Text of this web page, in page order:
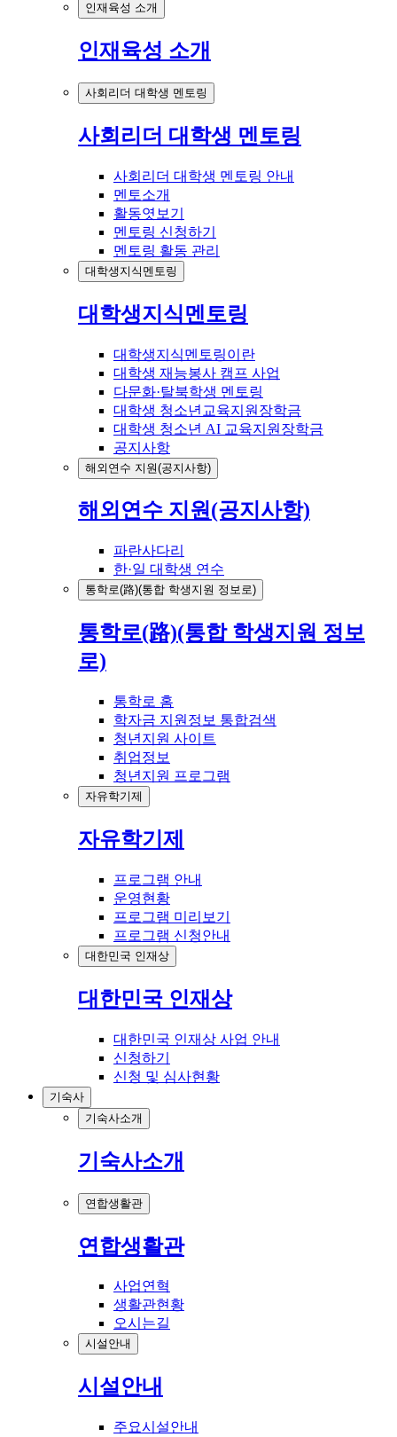
인재육성 소개
인재육성 소개
사회리더 대학생 멘토링
사회리더 대학생 멘토링
사회리더 대학생 멘토링 안내
멘토소개
활동엿보기
멘토링 신청하기
멘토링 활동 관리
대학생지식멘토링
대학생지식멘토링
대학생지식멘토링이란
대학생 재능봉사 캠프 사업
다문화·탈북학생 멘토링
대학생 청소년교육지원장학금
대학생 청소년 AI 교육지원장학금
공지사항
해외연수 지원(공지사항)
해외연수 지원(공지사항)
파란사다리
한·일 대학생 연수
통학로(路)(통합 학생지원 정보로)
통학로(路)(통합 학생지원 정보
로)
통학로 홈
학자금 지원정보 통합검색
청년지원 사이트
취업정보
청년지원 프로그램
자유학기제
자유학기제
프로그램 안내
운영현황
프로그램 미리보기
프로그램 신청안내
대한민국 인재상
대한민국 인재상
대한민국 인재상 사업 안내
신청하기
신청 및 심사현황
기숙사
기숙사소개
기숙사소개
연합생활관
연합생활관
사업연혁
생활관현황
오시는길
시설안내
시설안내
주요시설안내